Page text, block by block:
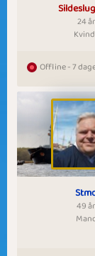
24 år
Offline - 7
49 år